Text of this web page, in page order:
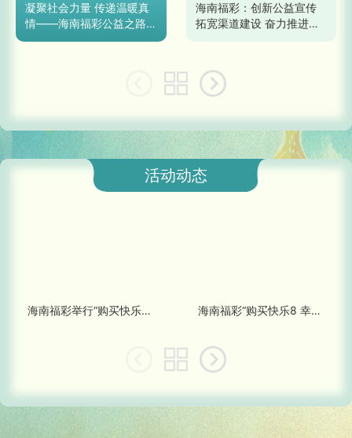
凝聚社会力量 传递温暖真
情——海南福彩公益之路
回眸
海南福彩：创新公益宣传
拓宽渠道建设 奋力推进福
活动动态
海南福彩举行“购买快乐8 幸运奖宝马” 活动颁奖仪式 海南福彩“购买快乐8 幸运奖宝马”活动抽奖仪式圆满结束